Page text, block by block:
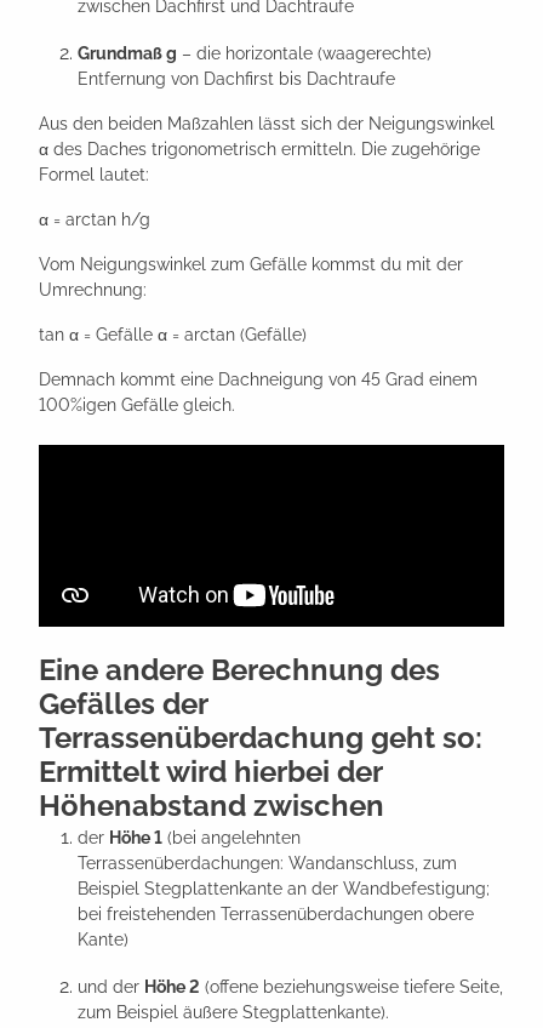
zwischen Dachfirst und Dachtraufe
Grundmaß g – die horizontale (waagerechte)
Entfernung von Dachfirst bis Dachtraufe
Aus den beiden Maßzahlen lässt sich der Neigungswinkel
α des Daches trigonometrisch ermitteln. Die zugehörige
Formel lautet:
α = arctan h/g
Vom Neigungswinkel zum Gefälle kommst du mit der
Umrechnung:
tan α = Gefälle α = arctan (Gefälle)
Demnach kommt eine Dachneigung von 45 Grad einem
100%igen Gefälle gleich.
Eine andere Berechnung des
Gefälles der
Terrassenüberdachung geht so:
Ermittelt wird hierbei der
Höhenabstand zwischen
der Höhe 1 (bei angelehnten
Terrassenüberdachungen: Wandanschluss, zum
Beispiel Stegplattenkante an der Wandbefestigung;
bei freistehenden Terrassenüberdachungen obere
Kante)
und der Höhe 2 (offene beziehungsweise tiefere Seite,
zum Beispiel äußere Stegplattenkante).